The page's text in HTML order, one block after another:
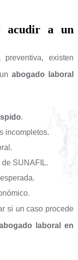
acudir a un
existen
unabogado laboral
.
incompletos.
de SUNAFIL.
si un caso procede
laboral en